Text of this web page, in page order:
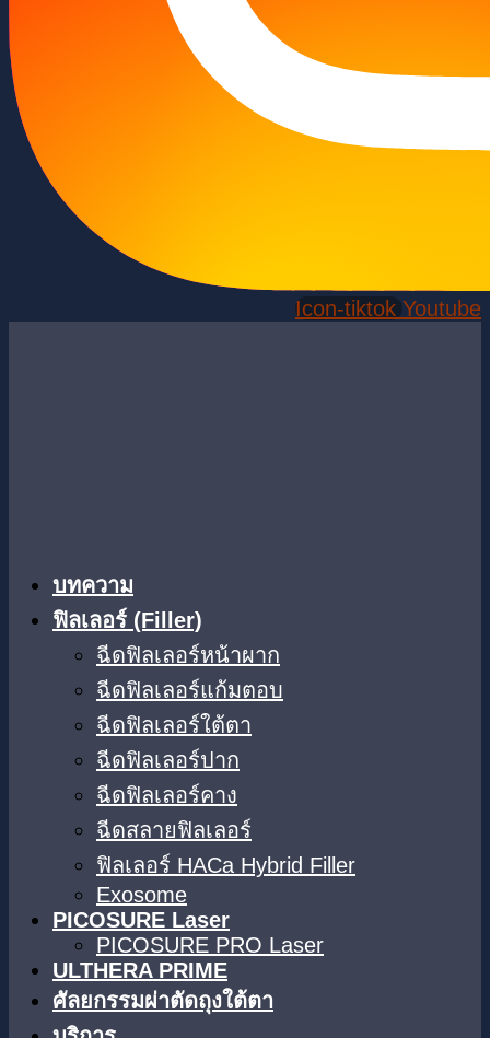
Icon-tiktok Youtube
บทความ
ฟิลเลอร์ (Filler)
ฉีดฟิลเลอร์หน้าผาก
ฉีดฟิลเลอร์แก้มตอบ
ฉีดฟิลเลอร์ใต้ตา​
ฉีดฟิลเลอร์ปาก
ฉีดฟิลเลอร์คาง
ฉีดสลายฟิลเลอร์
ฟิลเลอร์ HACa Hybrid Filler
Exosome
PICOSURE Laser
PICOSURE PRO Laser
ULTHERA PRIME
ศัลยกรรมผ่าตัดถุงใต้ตา